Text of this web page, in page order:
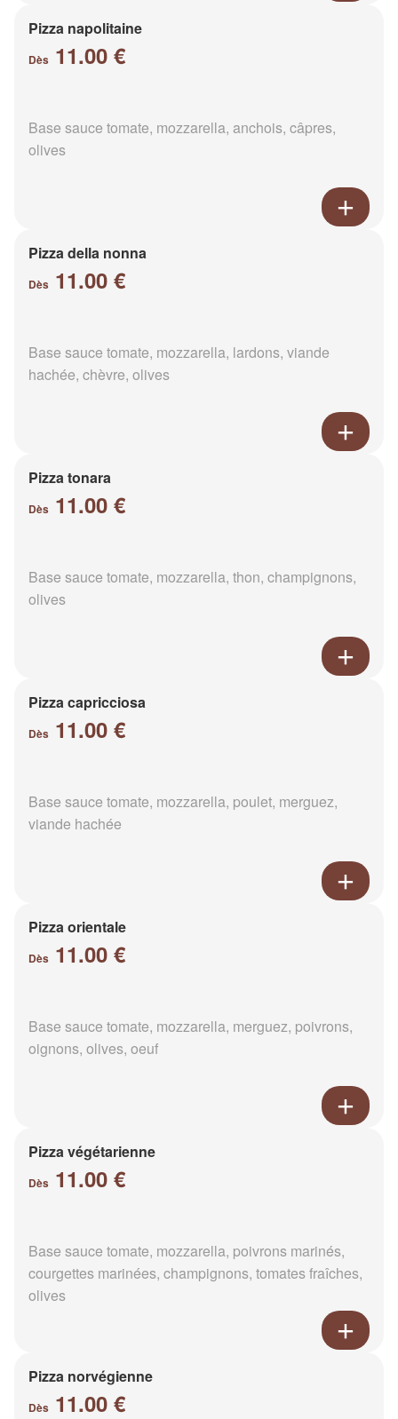
Pizza napolitaine
Dès 11.00 €
Base sauce tomate, mozzarella, anchois, câpres,
olives
Pizza della nonna
Dès 11.00 €
Base sauce tomate, mozzarella, lardons, viande
hachée, chèvre, olives
Pizza tonara
Dès 11.00 €
Base sauce tomate, mozzarella, thon, champignons,
olives
Pizza capricciosa
Dès 11.00 €
Base sauce tomate, mozzarella, poulet, merguez,
viande hachée
Pizza orientale
Dès 11.00 €
Base sauce tomate, mozzarella, merguez, poivrons,
oignons, olives, oeuf
Pizza végétarienne
Dès 11.00 €
Base sauce tomate, mozzarella, poivrons marinés,
courgettes marinées, champignons, tomates fraîches,
olives
Pizza norvégienne
Dès 11.00 €